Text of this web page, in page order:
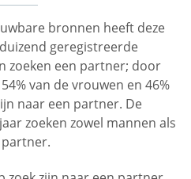
bronnen heeft deze
geregistreerde
zoeken een partner; door
van de vrouwen en 46%
naar een partner. De
zoeken zowel mannen als